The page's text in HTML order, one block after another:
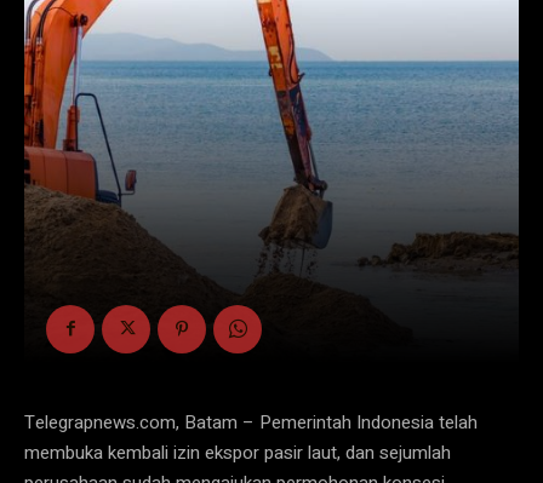
Telegrapnews.com, Batam – Pemerintah Indonesia telah
membuka kembali izin ekspor pasir laut, dan sejumlah